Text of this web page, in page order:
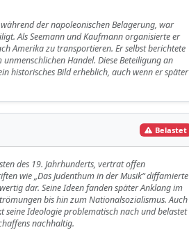
der napoleonischen Belagerung, war
Als Seemann und Kaufmann organisierte er
Amerika zu transportieren. Er selbst berichtete
Handel. Diese Beteiligung an
historisches Bild erheblich, auch wenn er später
Belastet
des 19. Jahrhunderts, vertrat offen
wie „Das Judenthum in der Musik“ diffamierte
dar. Seine Ideen fanden später Anklang im
bis hin zum Nationalsozialismus. Auch
Ideologie problematisch nach und belastet
nachhaltig.